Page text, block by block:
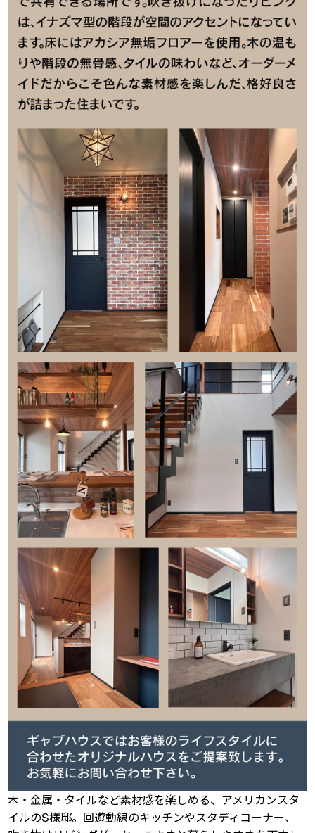
木・金属・タイルなど素材感を楽しめる、アメリカンスタ
イルのS様邸。回遊動線のキッチンやスタディコーナー、